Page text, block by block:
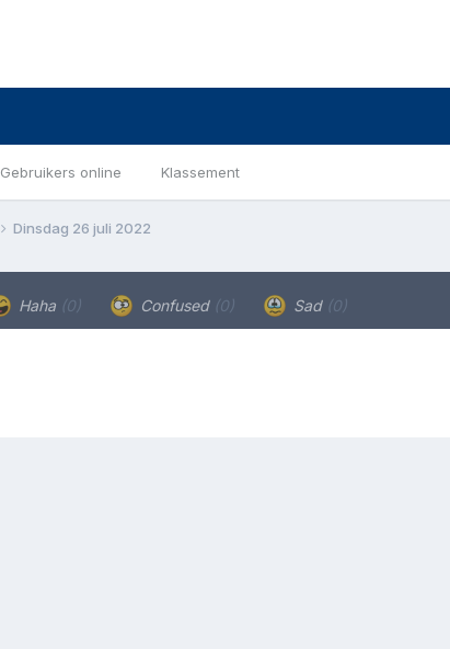
Gebruikers online Klassement
Dinsdag 26 juli 2022
Haha (0) Confused (0) Sad (0)